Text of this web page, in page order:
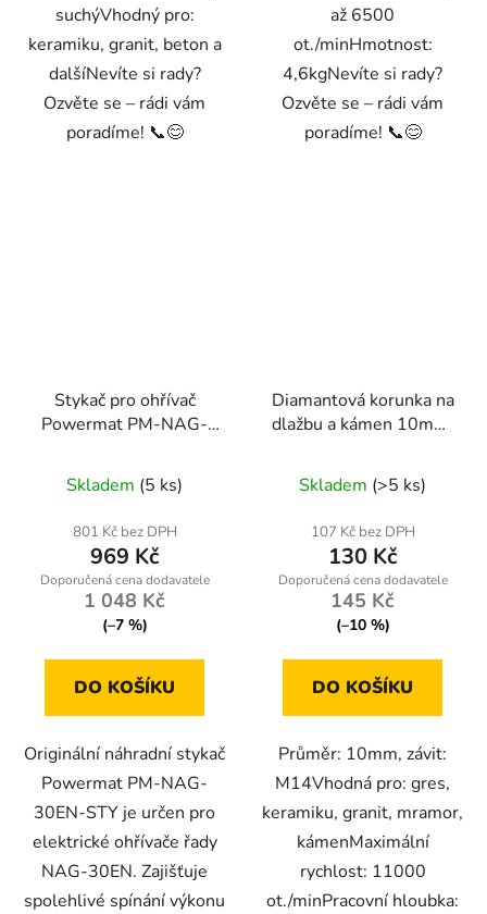
suchýVhodný pro:
keramiku, granit, beton a
dalšíNevíte si rady?
Ozvěte se – rádi vám
poradíme! 📞😊
až 6500
ot./minHmotnost:
4,6kgNevíte si rady?
Ozvěte se – rádi vám
poradíme! 📞😊
Stykač pro ohřívač
Powermat PM-NAG-
Skladem (5 ks)
801 Kč bez DPH
969 Kč
1 048 Kč
(–7 %)
DO KOŠÍKU
Originální náhradní stykač
Powermat PM-NAG-
30EN-STY je určen pro
elektrické ohřívače řady
NAG-30EN. Zajišťuje
spolehlivé spínání výkonu
Diamantová korunka na
dlažbu a kámen 10mm,
Skladem (>5 ks)
107 Kč bez DPH
130 Kč
145 Kč
(–10 %)
DO KOŠÍKU
Průměr: 10mm, závit:
M14Vhodná pro: gres,
keramiku, granit, mramor,
kámenMaximální
rychlost: 11000
ot./minPracovní hloubka: